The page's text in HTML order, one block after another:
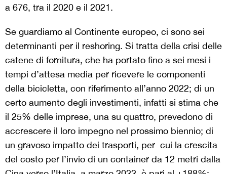
a 676, tra il 2020 e il 2021.
Se guardiamo al Continente europeo, ci sono sei
determinanti per il reshoring. Si tratta della crisi delle
catene di fornitura, che ha portato fino a sei mesi i
tempi d’attesa media per ricevere le componenti
della bicicletta, con riferimento all’anno 2022; di un
certo aumento degli investimenti, infatti si stima che
il 25% delle imprese, una su quattro, prevedono di
accrescere il loro impegno nel prossimo biennio; di
un gravoso impatto dei trasporti, per cui la crescita
del costo per l’invio di un container da 12 metri dalla